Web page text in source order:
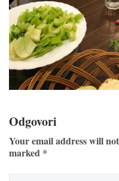
Odgovori
Your email address will
marked *